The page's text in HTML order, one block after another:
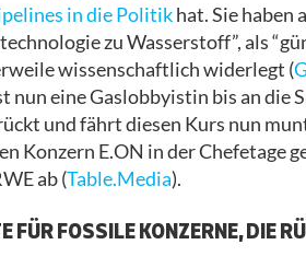
in die Politikhat. Sie haben
zu Wasserstoff”, als
wissenschaftlich widerlegt (
nun eine Gaslobbyistin bis an die
und fährt diesen Kurs nun
Konzern E.ON in der Chefetage
ab (Table.Media).
FÜR FOSSILE KONZERNE, DIE